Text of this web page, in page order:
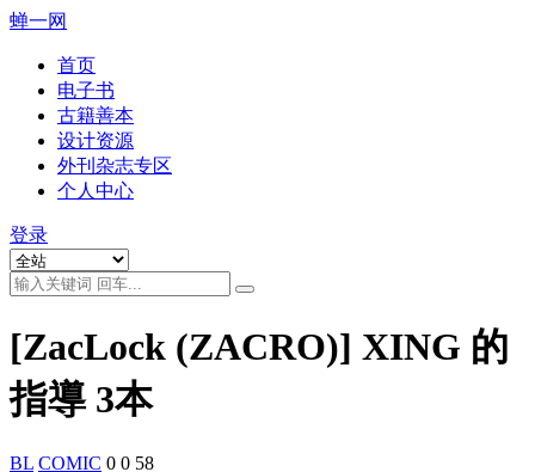
蝉一网
首页
电子书
古籍善本
设计资源
外刊杂志专区
个人中心
登录
[ZacLock (ZACRO)] XING 的
指導 3本
BL COMIC 0 0 58